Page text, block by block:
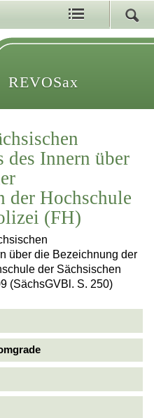
REVOSax
des Innern über
der Hochschule
(FH)
über die Bezeichnung der
der Sächsischen
(SächsGVBl. S. 250)